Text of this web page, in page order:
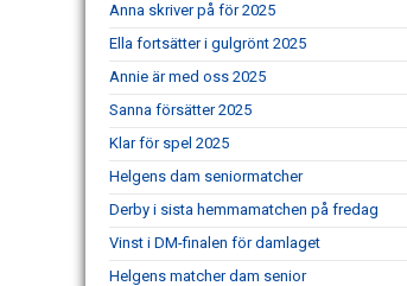
Anna skriver på för 2025
Ella fortsätter i gulgrönt 2025
Annie är med oss 2025
Sanna försätter 2025
Klar för spel 2025
Helgens dam seniormatcher
Derby i sista hemmamatchen på fredag
Vinst i DM-finalen för damlaget
Helgens matcher dam senior